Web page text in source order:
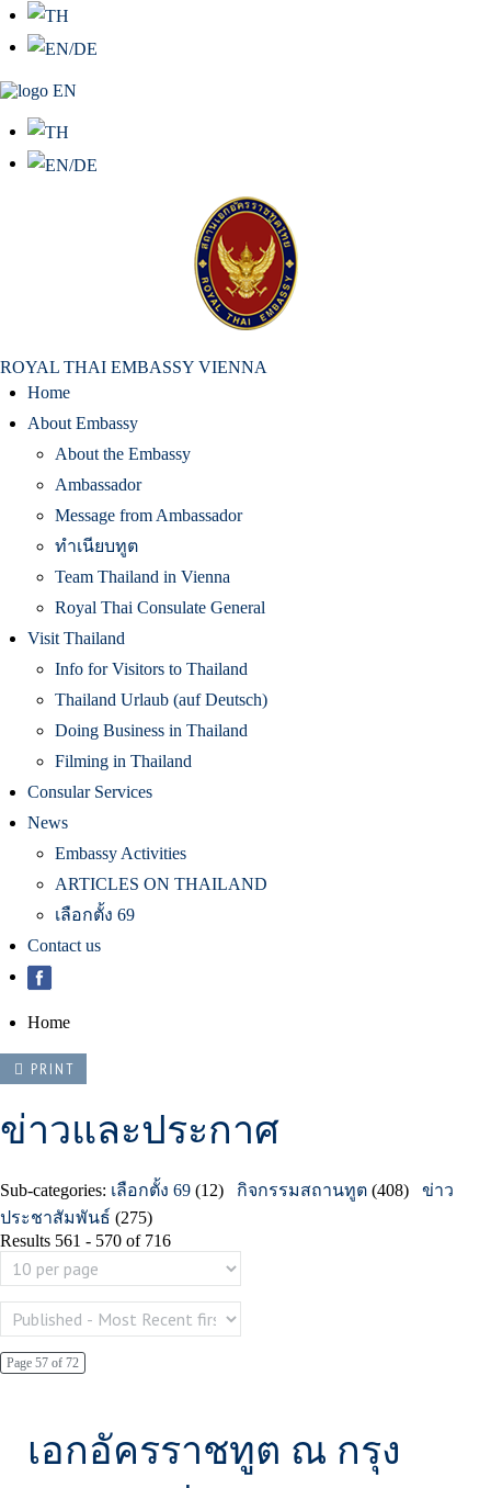
ROYAL THAI EMBASSY VIENNA
Home
About Embassy
About the Embassy
Ambassador
Message from Ambassador
ทำเนียบทูต
Team Thailand in Vienna
Royal Thai Consulate General
Visit Thailand
Info for Visitors to Thailand
Thailand Urlaub (auf Deutsch)
Doing Business in Thailand
Filming in Thailand
Consular Services
News
Embassy Activities
ARTICLES ON THAILAND
เลือกตั้ง 69
Contact us
Home
PRINT
ข่าวและประกาศ
Sub-categories: เลือกตั้ง 69 (12) กิจกรรมสถานทูต (408)
ข่าว
ประชาสัมพันธ์ (275)
Results 561 - 570 of 716
Page 57 of 72
เอกอัครราชทูต ณ กรุง